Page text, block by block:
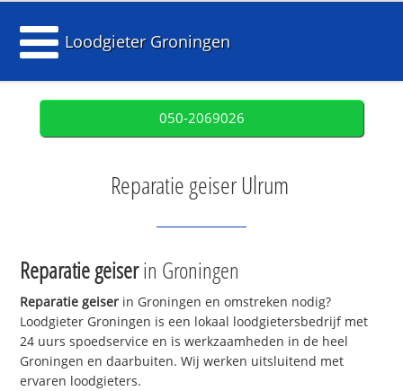
Loodgieter Groningen
050-2069026
Reparatie geiser Ulrum
Reparatie geiserin Groningen
Reparatie geiser in Groningen en omstreken nodig?
Loodgieter Groningen is een lokaal loodgietersbedrijf met
24 uurs spoedservice en is werkzaamheden in de heel
Groningen en daarbuiten. Wij werken uitsluitend met
ervaren loodgieters.